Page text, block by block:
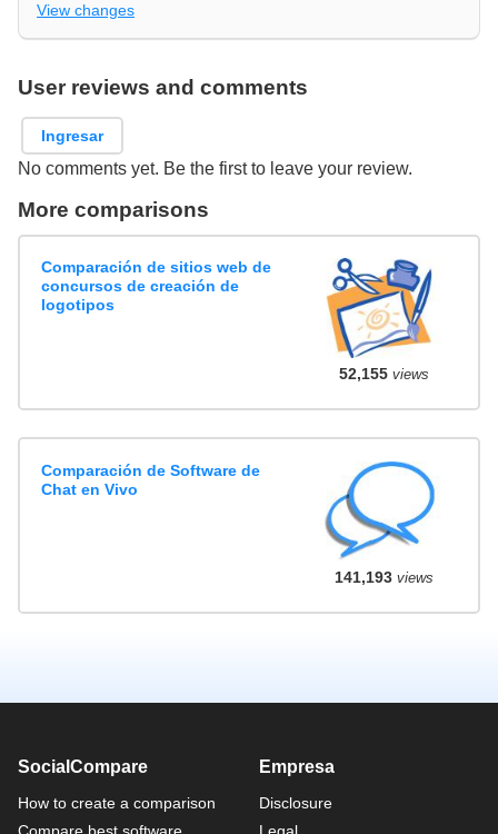
View changes
User reviews and comments
Ingresar
No comments yet. Be the first to leave your review.
More comparisons
Comparación de sitios web de
concursos de creación de
logotipos
52,155views
Comparación de Software de
Chat en Vivo
141,193views
SocialCompare
How to create a comparison
Empresa
Disclosure